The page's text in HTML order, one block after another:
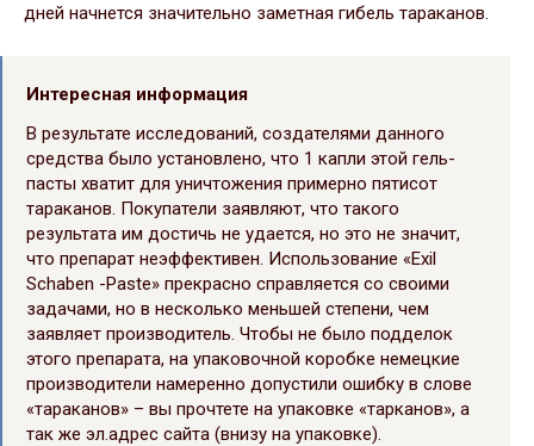
дней начнется значительно заметная гибель тараканов.
Интересная информация
В результате исследований, создателями данного
средства было установлено, что 1 капли этой гель-
пасты хватит для уничтожения примерно пятисот
тараканов. Покупатели заявляют, что такого
результата им достичь не удается, но это не значит,
что препарат неэффективен. Использование «Exil
Schaben -Paste» прекрасно справляется со своими
задачами, но в несколько меньшей степени, чем
заявляет производитель. Чтобы не было подделок
этого препарата, на упаковочной коробке немецкие
производители намеренно допустили ошибку в слове
«тараканов» – вы прочтете на упаковке «тарканов», а
так же эл.адрес сайта (внизу на упаковке).